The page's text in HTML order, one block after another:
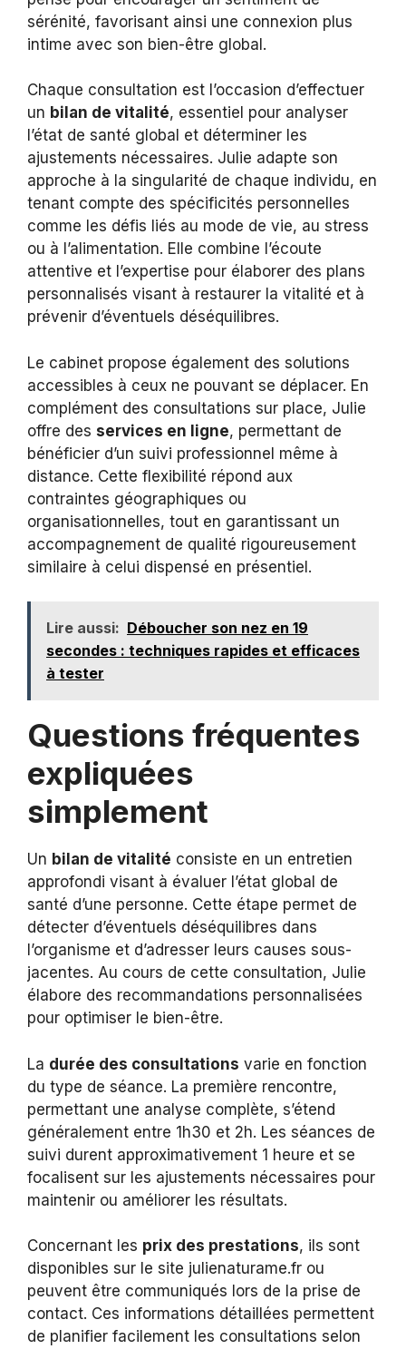
sérénité, favorisant ainsi une connexion plus
intime avec son bien-être global.
Chaque consultation est l’occasion d’effectuer
un bilan de vitalité, essentiel pour analyser
l’état de santé global et déterminer les
ajustements nécessaires. Julie adapte son
approche à la singularité de chaque individu, en
tenant compte des spécificités personnelles
comme les défis liés au mode de vie, au stress
ou à l’alimentation. Elle combine l’écoute
attentive et l’expertise pour élaborer des plans
personnalisés visant à restaurer la vitalité et à
prévenir d’éventuels déséquilibres.
Le cabinet propose également des solutions
accessibles à ceux ne pouvant se déplacer. En
complément des consultations sur place, Julie
offre des services en ligne, permettant de
bénéficier d’un suivi professionnel même à
distance. Cette flexibilité répond aux
contraintes géographiques ou
organisationnelles, tout en garantissant un
accompagnement de qualité rigoureusement
similaire à celui dispensé en présentiel.
Lire aussi: Déboucher son nez en 19
secondes : techniques rapides et efficaces
à tester
Questions fréquentes
expliquées
simplement
Un bilan de vitalité consiste en un entretien
approfondi visant à évaluer l’état global de
santé d’une personne. Cette étape permet de
détecter d’éventuels déséquilibres dans
l’organisme et d’adresser leurs causes sous-
jacentes. Au cours de cette consultation, Julie
élabore des recommandations personnalisées
pour optimiser le bien-être.
La durée des consultations varie en fonction
du type de séance. La première rencontre,
permettant une analyse complète, s’étend
généralement entre 1h30 et 2h. Les séances de
suivi durent approximativement 1 heure et se
focalisent sur les ajustements nécessaires pour
maintenir ou améliorer les résultats.
Concernant les prix des prestations, ils sont
disponibles sur le site julienaturame.fr ou
peuvent être communiqués lors de la prise de
contact. Ces informations détaillées permettent
de planifier facilement les consultations selon